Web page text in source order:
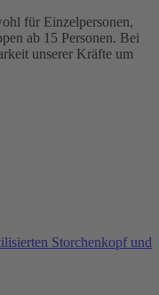
für Einzelpersonen,
ab 15 Personen. Bei
unserer Kräfte um